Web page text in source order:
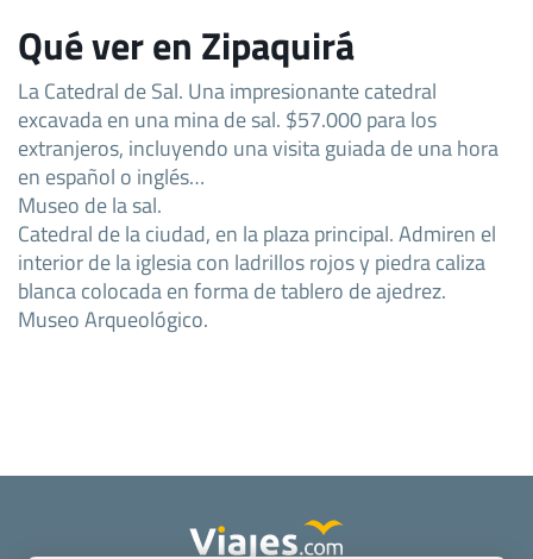
Qué ver en Zipaquirá
La Catedral de Sal. Una impresionante catedral
excavada en una mina de sal. $57.000 para los
extranjeros, incluyendo una visita guiada de una hora
en español o inglés…
Museo de la sal.
Catedral de la ciudad, en la plaza principal. Admiren el
interior de la iglesia con ladrillos rojos y piedra caliza
blanca colocada en forma de tablero de ajedrez.
Museo Arqueológico.